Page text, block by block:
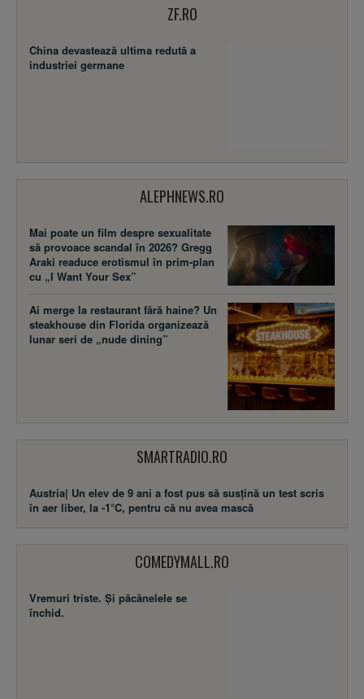
ZF.RO
China devastează ultima redută a
industriei germane
ALEPHNEWS.RO
Mai poate un film despre sexualitate
să provoace scandal în 2026? Gregg
Araki readuce erotismul în prim-plan
cu „I Want Your Sex”
Ai merge la restaurant fără haine? Un
steakhouse din Florida organizează
lunar seri de „nude dining”
SMARTRADIO.RO
Austria| Un elev de 9 ani a fost pus să susţină un test scris
în aer liber, la -1°C, pentru că nu avea mască
COMEDYMALL.RO
Vremuri triste. Şi păcănelele se
închid.